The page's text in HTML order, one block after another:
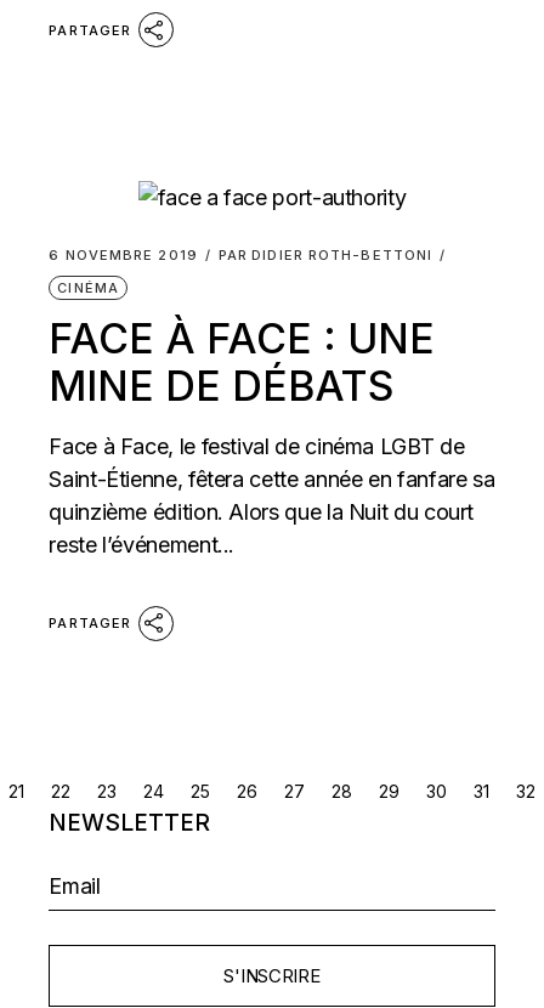
PARTAGER
6 NOVEMBRE 2019 PAR DIDIER ROTH-BETTONI
CINÉMA
FACE À FACE : UNE
MINE DE DÉBATS
Face à Face, le festival de cinéma LGBT de
Saint-Étienne, fêtera cette année en fanfare sa
quinzième édition. Alors que la Nuit du court
reste l’événement...
PARTAGER
NAVIGATION
DES
ARTICLES
21 22 23 24 25 26 27 28 29 30 31 32
NEWSLETTER
S'INSCRIRE